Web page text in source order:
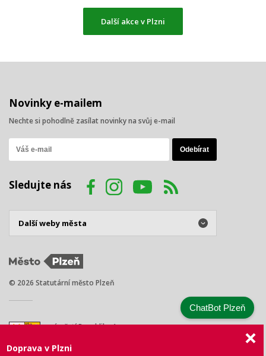
Další akce v Plzni
Novinky e-mailem
Nechte si pohodlně zasílat novinky na svůj e-mail
Sledujte nás
© 2026 Statutární město Plzeň
náměstí Republiky 1
Tel.: +420 378 031 111
Doprava v Plzni
ChatBot Plzeň